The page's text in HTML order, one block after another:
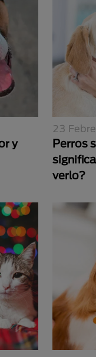
y
23
Perros
verlo?